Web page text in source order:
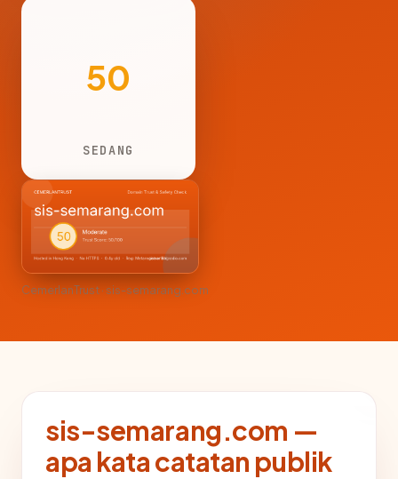
50
SEDANG
CemerlanTrust · sis-semarang.com
sis-semarang.com —
apa kata catatan publik